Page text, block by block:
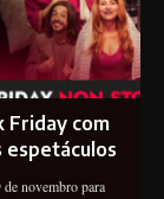
Friday com
novembro para